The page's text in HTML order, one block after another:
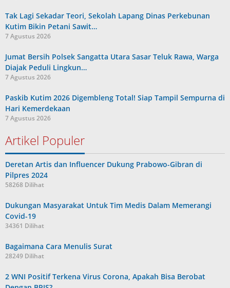
Tak Lagi Sekadar Teori, Sekolah Lapang Dinas Perkebunan
Kutim Bikin Petani Sawit…
7 Agustus 2026
Jumat Bersih Polsek Sangatta Utara Sasar Teluk Rawa, Warga
Diajak Peduli Lingkun…
7 Agustus 2026
Paskib Kutim 2026 Digembleng Total! Siap Tampil Sempurna di
Hari Kemerdekaan
7 Agustus 2026
Artikel Populer
Deretan Artis dan Influencer Dukung Prabowo-Gibran di
Pilpres 2024
58268 Dilihat
Dukungan Masyarakat Untuk Tim Medis Dalam Memerangi
Covid-19
34361 Dilihat
Bagaimana Cara Menulis Surat
28249 Dilihat
2 WNI Positif Terkena Virus Corona, Apakah Bisa Berobat